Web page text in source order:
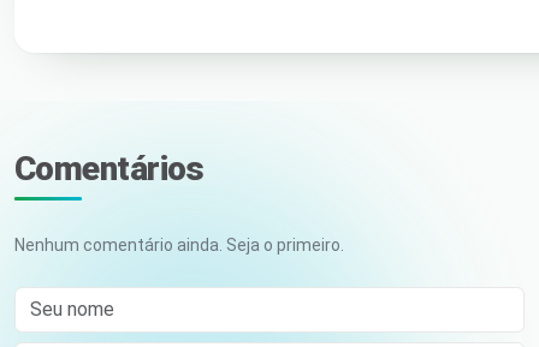
Comentários
Nenhum comentário ainda. Seja o primeiro.
Seu nome